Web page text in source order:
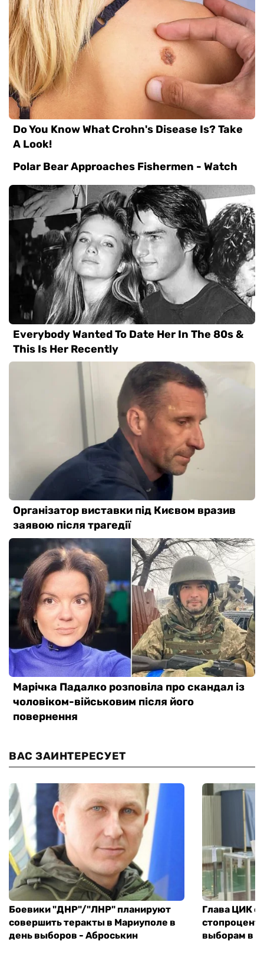
ВАС ЗАИНТЕРЕСУЕТ
Боевики "ДНР"/"ЛНР" планируют
совершить теракты в Мариуполе в
день выборов - Аброськин
Глава ЦИК
выборам в